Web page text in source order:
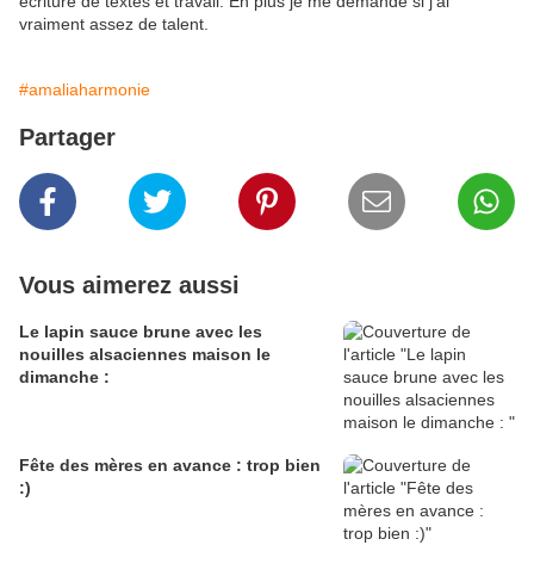
vraiment assez de talent.
#amaliaharmonie
Partager
Vous aimerez aussi
Le lapin sauce brune avec les
nouilles alsaciennes maison le
dimanche :
Fête des mères en avance : trop bien
:)